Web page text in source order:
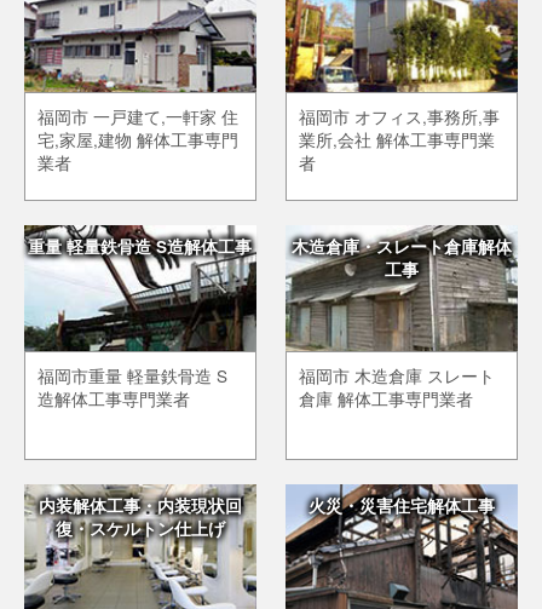
福岡市 一戸建て,一軒家 住
宅,家屋,建物 解体工事専門
業者
福岡市 オフィス,事務所,事
業所,会社 解体工事専門業
者
重量 軽量鉄骨造 S造解体工事
福岡市重量 軽量鉄骨造 S
造解体工事専門業者
木造倉庫・スレート倉庫解体
工事
福岡市 木造倉庫 スレート
倉庫 解体工事専門業者
内装解体工事・内装現状回
復・スケルトン仕上げ
火災・災害住宅解体工事